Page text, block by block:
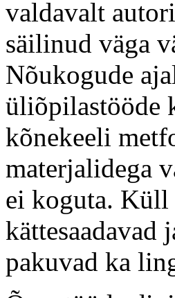
valdavalt
säilinud väga
Nõukogude
üliõpilastööde
kõnekeeli
materjalidega
ei koguta. Küll
kättesaadavad
pakuvad ka